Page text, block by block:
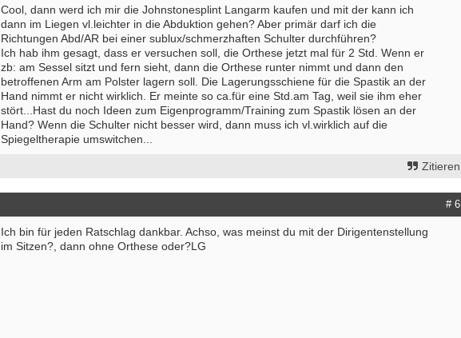
Cool, dann werd ich mir die Johnstonesplint Langarm kaufen und mit der kann ich
dann im Liegen vl.leichter in die Abduktion gehen? Aber primär darf ich die
Richtungen Abd/AR bei einer sublux/schmerzhaften Schulter durchführen?
Ich hab ihm gesagt, dass er versuchen soll, die Orthese jetzt mal für 2 Std. Wenn er
zb: am Sessel sitzt und fern sieht, dann die Orthese runter nimmt und dann den
betroffenen Arm am Polster lagern soll. Die Lagerungsschiene für die Spastik an der
Hand nimmt er nicht wirklich. Er meinte so ca.für eine Std.am Tag, weil sie ihm eher
stört...Hast du noch Ideen zum Eigenprogramm/Training zum Spastik lösen an der
Hand? Wenn die Schulter nicht besser wird, dann muss ich vl.wirklich auf die
Spiegeltherapie umswitchen...
Zitieren
# 6
Ich bin für jeden Ratschlag dankbar. Achso, was meinst du mit der Dirigentenstellung
im Sitzen?, dann ohne Orthese oder?LG